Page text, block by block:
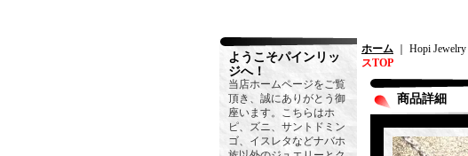
ようこそパインリッ
ジへ！
当店ホームページをご覧
頂き、誠にありがとう御
座います。こちらはホ
ピ、ズニ、サントドミン
ゴ、イスレタなどナバホ
ホーム ｜ Hopi Jewelry
スTOP
商品詳細